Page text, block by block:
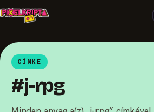
CÍMKE
#j-rpg